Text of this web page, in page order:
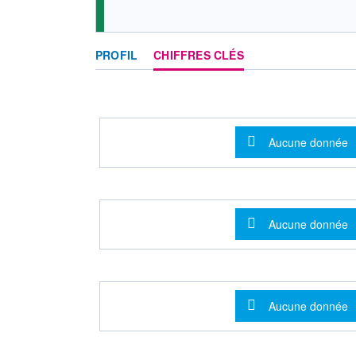
PROFIL CHIFFRES CLÉS
Message
Aucune donnée
Message
Aucune donnée
Message
Aucune donnée